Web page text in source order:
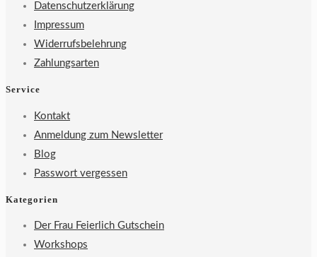
Datenschutzerklärung
Impressum
Widerrufsbelehrung
Zahlungsarten
Service
Kontakt
Anmeldung zum Newsletter
Blog
Passwort vergessen
Kategorien
Der Frau Feierlich Gutschein
Workshops